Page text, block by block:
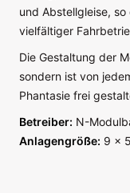
und Abstellgleise,
vielfältiger
Die Gestaltung der
sondern ist von
Phantasie frei
Betreiber: N-
Anlagengröße: 9 x